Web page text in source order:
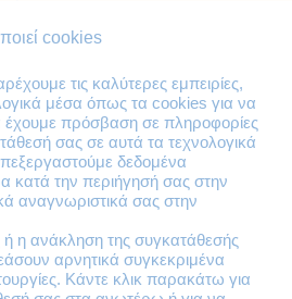
cookies
τις καλύτερες εμπειρίες,
μέσα όπως τα cookies για να
έχουμε πρόσβαση σε πληροφορίες
σας σε αυτά τα τεχνολογικά
δεδομένα
κατά την περιήγησή σας στην
αναγνωριστικά σας στην
η ανάκληση της συγκατάθεσής
αρνητικά συγκεκριμένα
Κάντε κλικ παρακάτω για